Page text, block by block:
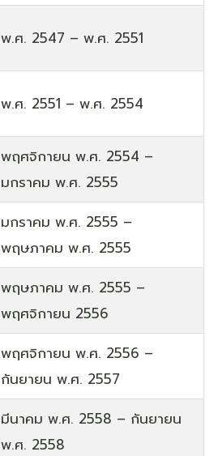
พ.ศ. 2547 – พ.ศ. 2551
พ.ศ. 2551 – พ.ศ. 2554
พฤศจิกายน พ.ศ. 2554 –
มกราคม พ.ศ. 2555
มกราคม พ.ศ. 2555 –
พฤษภาคม พ.ศ. 2555
พฤษภาคม พ.ศ. 2555 –
พฤศจิกายน 2556
พฤศจิกายน พ.ศ. 2556 –
กันยายน พ.ศ. 2557
มีนาคม พ.ศ. 2558 – กันยายน
พ.ศ. 2558